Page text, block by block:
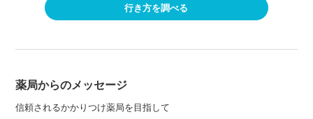
行き方を調べる
薬局からのメッセージ
信頼されるかかりつけ薬局を目指して